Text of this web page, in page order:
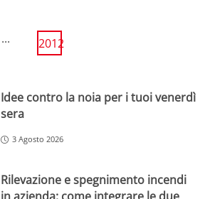
... 2012
Idee contro la noia per i tuoi venerdì
sera
3 Agosto 2026
Rilevazione e spegnimento incendi